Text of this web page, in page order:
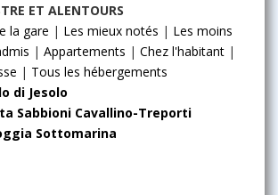
ET ALENTOURS
la gare | Les mieux notés | Les moins
| Appartements | Chez l'habitant |
| Tous les hébergements
di Jesolo
Sabbioni Cavallino-Treporti
Sottomarina